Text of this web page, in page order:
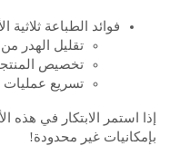
فوائد الطباعة ثلاثية
تقليل الهدر من
تخصيص
تسريع عمليات
إذا استمر الابتكار في
بإمكانيات غير محدودة!